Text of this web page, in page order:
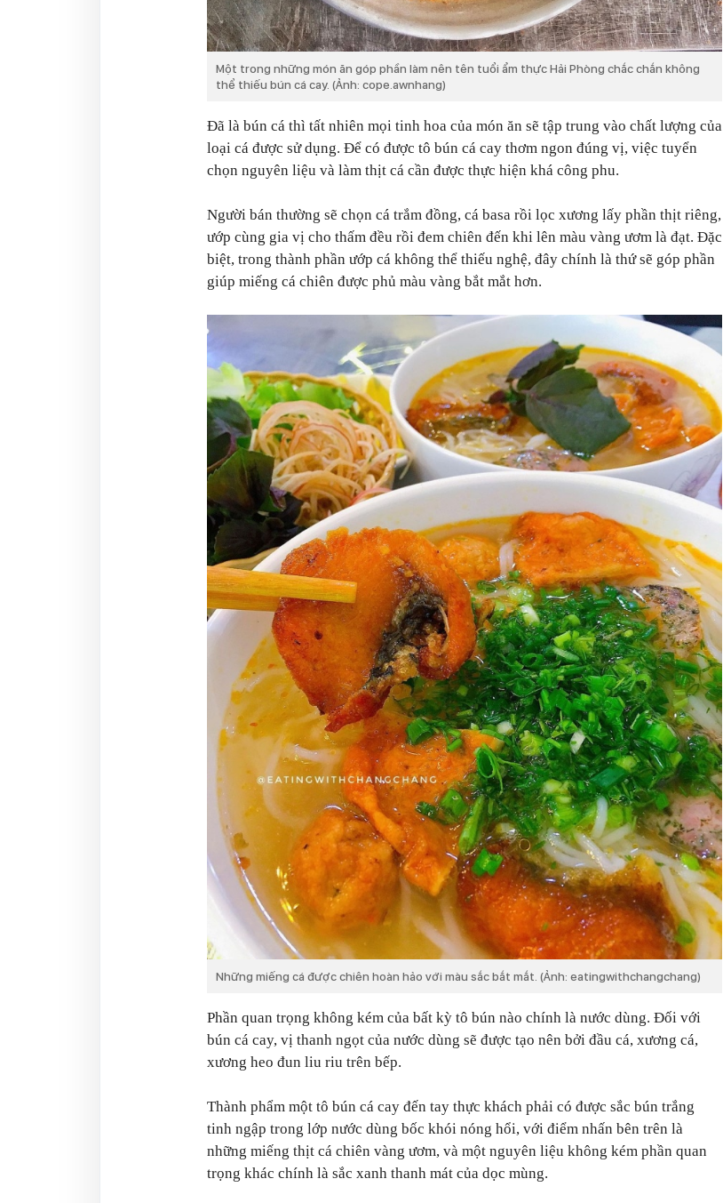
Một trong những món ăn góp phần làm nên tên tuổi ẩm thực Hải Phòng chắc chắn không
thể thiếu bún cá cay. (Ảnh: cope.awnhang)
Đã là bún cá thì tất nhiên mọi tinh hoa của món ăn sẽ tập trung vào chất lượng của
loại cá được sử dụng. Để có được tô bún cá cay thơm ngon đúng vị, việc tuyển
chọn nguyên liệu và làm thịt cá cần được thực hiện khá công phu.
Người bán thường sẽ chọn cá trắm đồng, cá basa rồi lọc xương lấy phần thịt riêng,
ướp cùng gia vị cho thấm đều rồi đem chiên đến khi lên màu vàng ươm là đạt. Đặc
biệt, trong thành phần ướp cá không thể thiếu nghệ, đây chính là thứ sẽ góp phần
giúp miếng cá chiên được phủ màu vàng bắt mắt hơn.
Những miếng cá được chiên hoàn hảo với màu sắc bắt mắt. (Ảnh: eatingwithchangchang)
Phần quan trọng không kém của bất kỳ tô bún nào chính là nước dùng. Đối với
bún cá cay, vị thanh ngọt của nước dùng sẽ được tạo nên bởi đầu cá, xương cá,
xương heo đun liu riu trên bếp.
Thành phẩm một tô bún cá cay đến tay thực khách phải có được sắc bún trắng
tinh ngập trong lớp nước dùng bốc khói nóng hổi, với điểm nhấn bên trên là
những miếng thịt cá chiên vàng ươm, và một nguyên liệu không kém phần quan
trọng khác chính là sắc xanh thanh mát của dọc mùng.